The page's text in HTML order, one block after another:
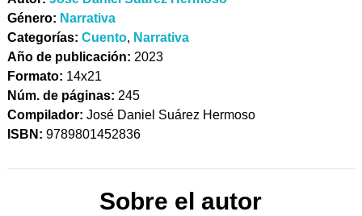
Género: Narrativa
Categorías: Cuento, Narrativa
Año de publicación: 2023
Formato: 14x21
Núm. de páginas: 245
Compilador: José Daniel Suárez Hermoso
ISBN: 9789801452836
Sobre el autor